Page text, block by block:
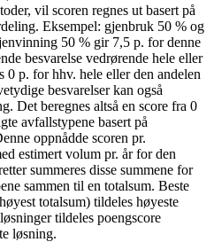
vil scoren regnes ut basert på
Eksempel: gjenbruk 50 % og
50 % gir 7,5 p. for denne
besvarelse vedrørende hele eller
0 p. for hhv. hele eller den andelen
besvarelser kan også
Det beregnes altså en score fra 0
avfallstypene basert på
oppnådde scoren pr.
estimert volum pr. år for den
summeres disse summene for
sammen til en totalsum. Beste
totalsum) tildeles høyeste
tildeles poengscore
løsning.